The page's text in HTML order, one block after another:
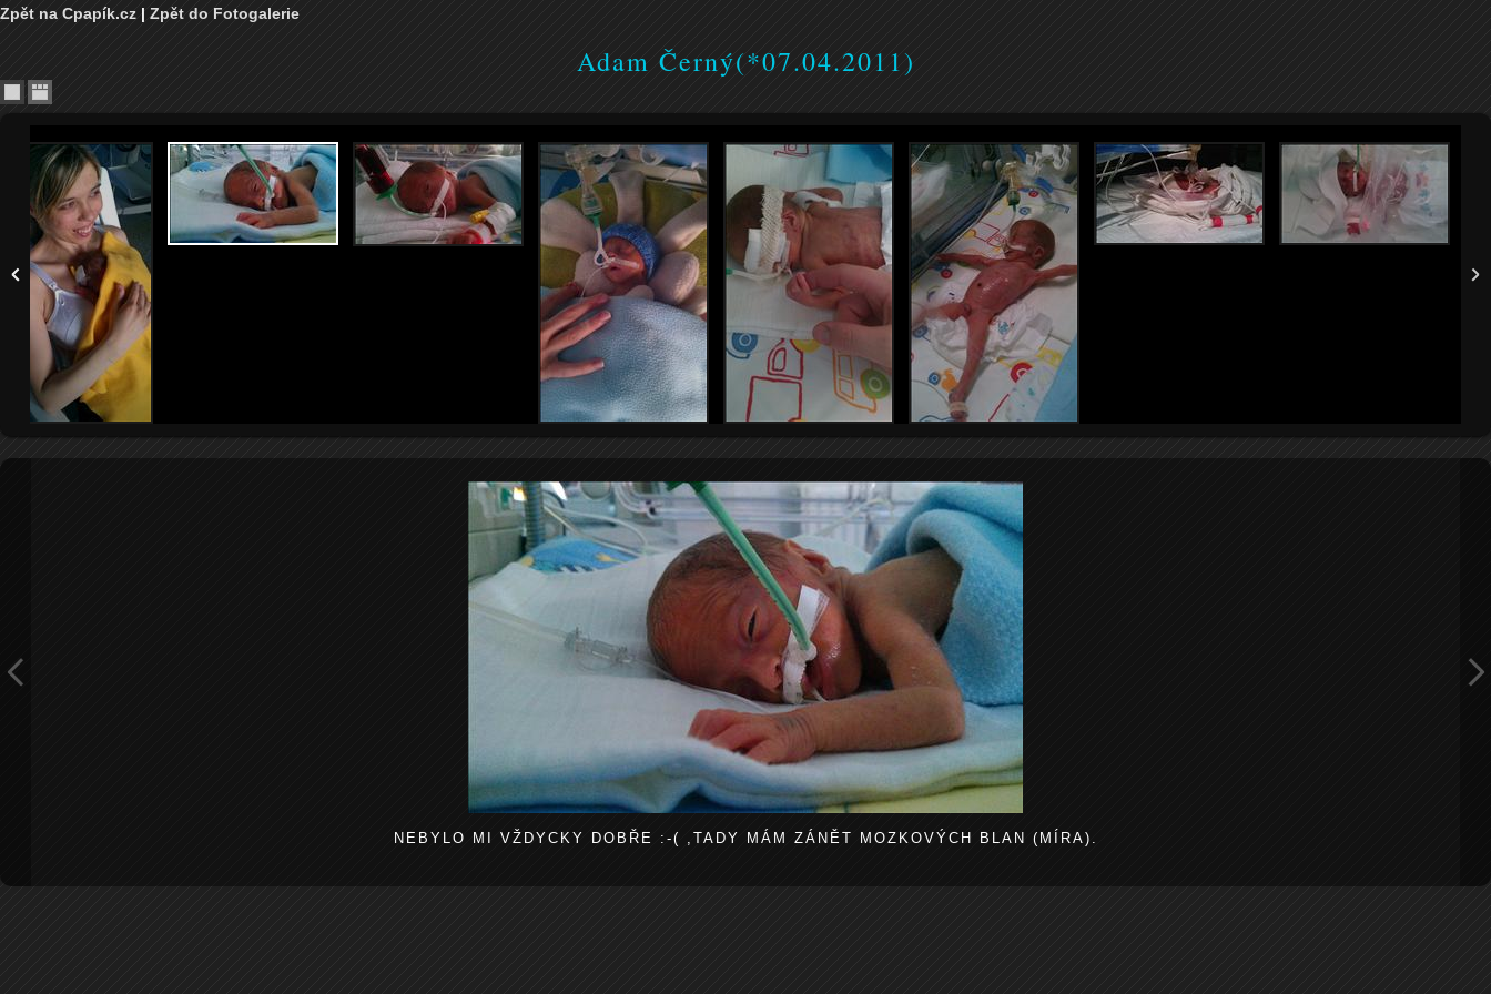
Zpět na Cpapík.cz | Zpět do Fotogalerie
Adam Černý(*07.04.2011)
NEBYLO MI VŽDYCKY DOBŘE :-( ,TADY MÁM ZÁNĚT MOZKOVÝCH BLAN (MÍRA).